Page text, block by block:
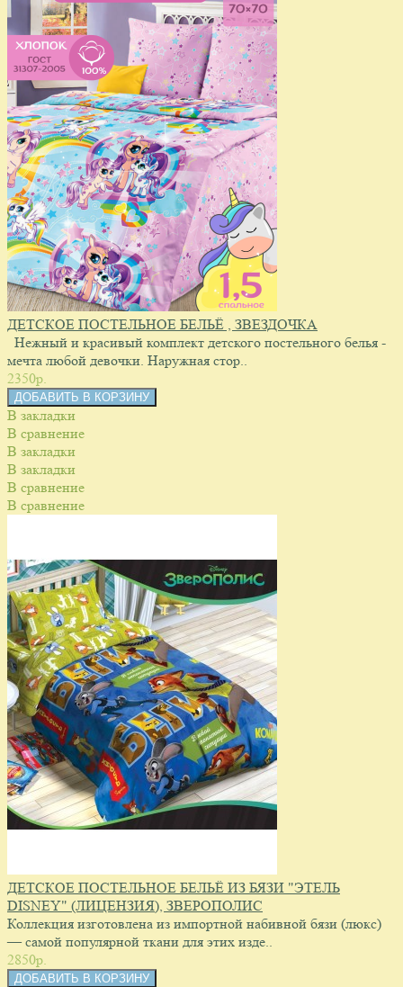
ДЕТСКОЕ ПОСТЕЛЬНОЕ БЕЛЬЁ , ЗВЕЗДОЧКА
Нежный и красивый комплект детского постельного белья -
мечта любой девочки. Наружная стор..
2350p.
В закладки
В сравнение
В закладки
В закладки
В сравнение
В сравнение
ДЕТСКОЕ ПОСТЕЛЬНОЕ БЕЛЬЁ ИЗ БЯЗИ "ЭТЕЛЬ
DISNEY" (ЛИЦЕНЗИЯ), ЗВЕРОПОЛИС
Коллекция изготовлена из импортной набивной бязи (люкс)
— самой популярной ткани для этих изде..
2850p.